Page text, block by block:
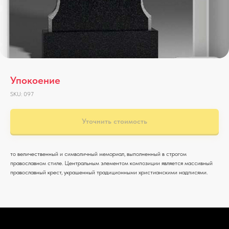
Упокоение
SKU: 097
Уточнить стоимость
то величественный и символичный мемориал, выполненный в строгом
православном стиле. Центральным элементом композиции является массивный
православный крест, украшенный традиционными христианскими надписями.